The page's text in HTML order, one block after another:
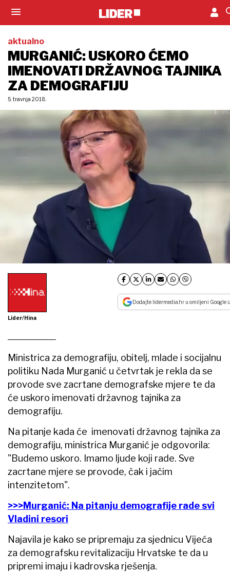
aktualno
MURGANIĆ: USKORO ĆEMO
IMENOVATI DRŽAVNOG TAJNIKA
ZA DEMOGRAFIJU
5. travnja 2018.
Lider/Hina
Dodajte lidermedia.hr u omiljeni Google
Ministrica za demografiju, obitelj, mlade i socijalnu
politiku Nada Murganić u četvrtak je rekla da se
provode sve zacrtane demografske mjere te da
će uskoro imenovati državnog tajnika za
demografiju.
Na pitanje kada će imenovati državnog tajnika za
demografiju, ministrica Murganić je odgovorila:
"Budemo uskoro. Imamo ljude koji rade. Sve
zacrtane mjere se provode, čak i jačim
intenzitetom".
>>>Murganić: Na pitanju demografije rade svi
Vladini resori
Najavila je kako se pripremaju za sjednicu Vijeća
za demografsku revitalizaciju Hrvatske te da u
pripremi imaju i kadrovska rješenja.